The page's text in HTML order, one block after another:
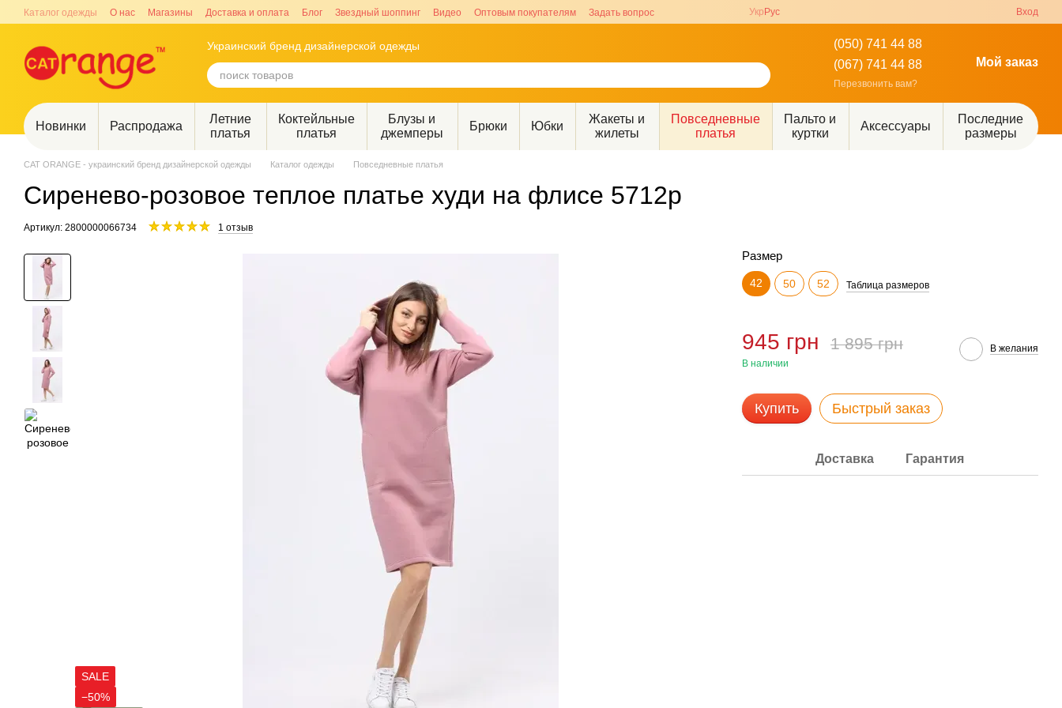
Перейти к основному контенту
Каталог одежды О нас Магазины Доставка и оплата Блог Звездный шоппинг Видео Оптовым покупателям Задать вопрос Укр Рус Вход
Украинский бренд дизайнерской одежды
(050) 741 44 88
(067) 741 44 88
Перезвонить вам?
Мой заказ
Новинки Распродажа
Летние
платья
Коктейльные
платья
Блузы и
джемперы
Брюки Юбки
Жакеты и
жилеты
Повседневные
платья
Пальто и
куртки
Аксессуары
Последние
размеры
CAT ORANGE - украинский бренд дизайнерской одежды Каталог одежды Повседневные платья
Сиренево-розовое теплое платье худи на флисе 5712р
Артикул: 2800000066734 1 отзыв
SALE
−50%
Размер
42 50 52 Таблица размеров
945 грн 1 895 грн
В наличии
В желания
Купить Быстрый заказ
Доставка Гарантия